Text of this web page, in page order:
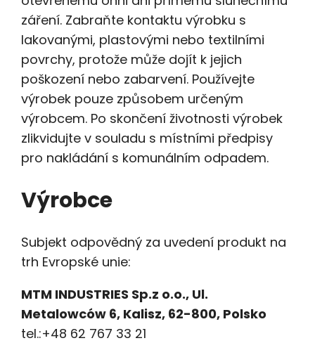
záření. Zabraňte kontaktu výrobku s
lakovanými, plastovými nebo textilními
povrchy, protože může dojít k jejich
poškození nebo zabarvení. Používejte
výrobek pouze způsobem určeným
výrobcem. Po skončení životnosti výrobek
zlikvidujte v souladu s místními předpisy
pro nakládání s komunálním odpadem.
Výrobce
Subjekt odpovědný za uvedení produkt na
trh Evropské unie:
MTM INDUSTRIES Sp.z o.o., Ul.
Metalowców 6, Kalisz, 62-800, Polsko
tel.:+48 62 767 33 21